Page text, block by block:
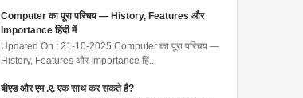
Computer का पूरा परिचय — History, Features और
Importance हिंदी में
Updated On : 21-10-2025 Computer का पूरा परिचय —
History, Features और Importance हिं...
बीएड और एम .ए. एक साथ कर सकते है?